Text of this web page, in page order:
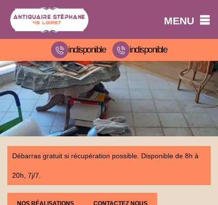
MENU
indisponible indisponible
Débarras gratuit si récupération possible. Disponible de 8h à
20h, 7j/7.
NOS RÉALISATIONS CONTACTEZ NOUS